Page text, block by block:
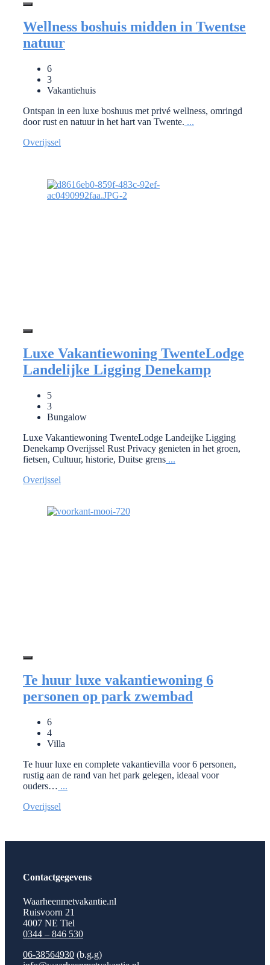
Wellness boshuis midden in Twentse
natuur
6
3
Vakantiehuis
Ontspan in een luxe boshuus met privé wellness, omringd
door rust en natuur in het hart van Twente. ...
Overijssel
Luxe Vakantiewoning TwenteLodge
Landelijke Ligging Denekamp
5
3
Bungalow
Luxe Vakantiewoning TwenteLodge Landeijke Ligging
Denekamp Overijssel Rust Privacy genieten in het groen,
fietsen, Cultuur, historie, Duitse grens ...
Overijssel
Te huur luxe vakantiewoning 6
personen op park zwembad
6
4
Villa
Te huur luxe en complete vakantievilla voor 6 personen,
rustig aan de rand van het park gelegen, ideaal voor
ouders… ...
Overijssel
Contactgegevens
Waarheenmetvakantie.nl
Ruisvoorn 21
4007 NE Tiel
0344 – 846 530
06-38564930 (b.g.g)